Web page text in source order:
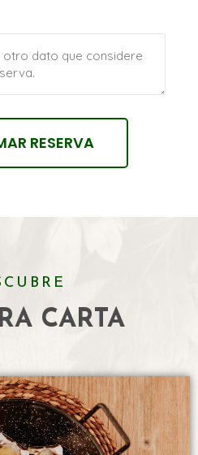
RESERVA
CARTA